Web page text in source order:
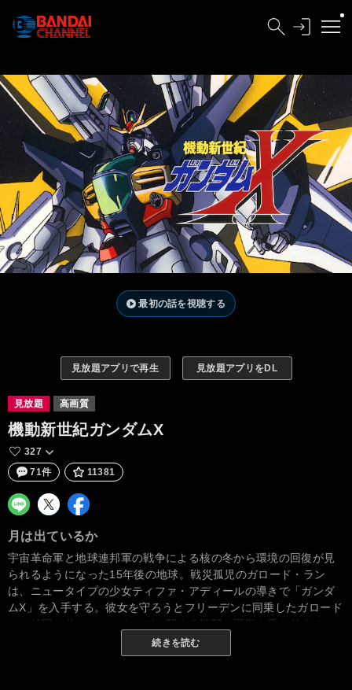
最初の話を視聴する
見放題アプリで再生 見放題アプリをDL
見放題 高画質
機動新世紀ガンダムX
327
71件
11381
月は出ているか
宇宙革命軍と地球連邦軍の戦争による核の冬から環境の回復が見
られるようになった15年後の地球。戦災孤児のガロード・ラン
は、ニュータイプの少女ティファ・アディールの導きで「ガンダ
ムX」を入手する。彼女を守ろうとフリーデンに同乗したガロード
は、仲間と共にニュータイプに関する戦闘や困難を乗り越えてい
続きを読む